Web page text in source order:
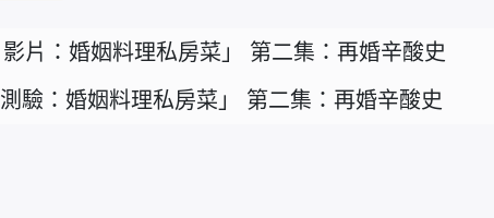
影片：婚姻料理私房菜」 第二集：再婚辛酸史
測驗：婚姻料理私房菜」 第二集：再婚辛酸史